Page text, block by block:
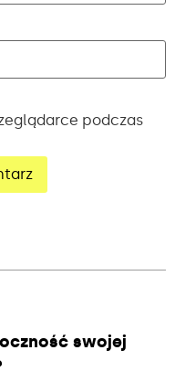
podczas
swojej